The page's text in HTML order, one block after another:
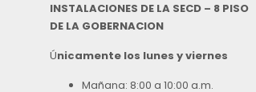
INSTALACIONES DE LA SECD – 8 PISO
DE LA GOBERNACION
Únicamente los lunes y viernes
Mañana: 8:00 a 10:00 a.m.